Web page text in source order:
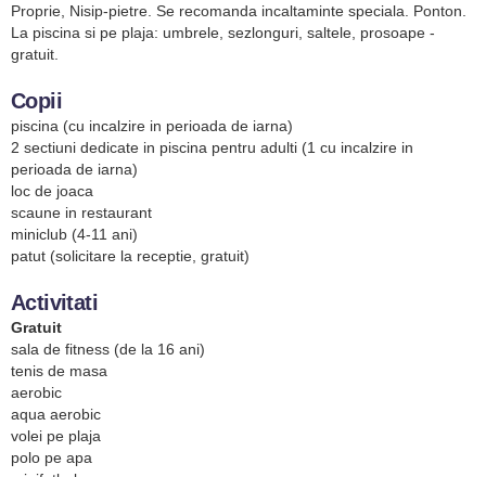
Proprie, Nisip-pietre. Se recomanda incaltaminte speciala. Ponton.
La piscina si pe plaja: umbrele, sezlonguri, saltele, prosoape -
gratuit.
Copii
piscina (cu incalzire in perioada de iarna)
2 sectiuni dedicate in piscina pentru adulti (1 cu incalzire in
perioada de iarna)
loc de joaca
scaune in restaurant
miniclub (4-11 ani)
patut (solicitare la receptie, gratuit)
Activitati
Gratuit
sala de fitness (de la 16 ani)
tenis de masa
aerobic
aqua aerobic
volei pe plaja
polo pe apa